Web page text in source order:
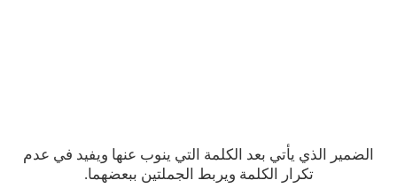
الضمير الذي يأتي بعد الكلمة التي ينوب عنها ويفيد في عدم
تكرار الكلمة ويربط الجملتين ببعضهما.